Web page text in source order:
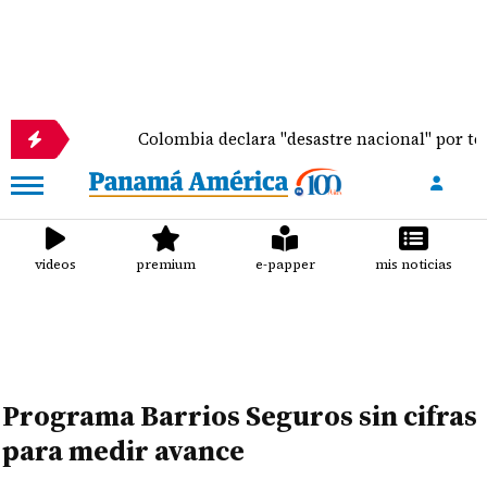
Colombia declara "desastre nacional" por
videos premium e-papper mis noticias
Programa Barrios Seguros sin cifras
para medir avance